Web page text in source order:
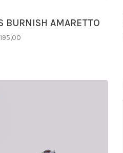
BURNISH AMARETTO